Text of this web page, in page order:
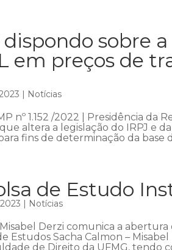
sobre
em preços de
| Notícias
nº 1.152 /2022 | Presidência da
altera a legislação do IRPJ e da
fins de determinação da base
de Estudo
| Notícias
Derzi comunica a abertura
Estudos Sacha Calmon –
de Direito da UFMG, tendo